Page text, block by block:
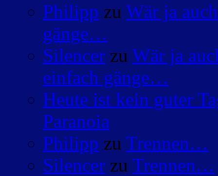
Philipp zu Wär ja
gänge…
Silencer zu Wär ja
einfach gänge…
Heute ist kein guter
Paranoia
Philipp zu Trennen…
Silencer zu Trennen…